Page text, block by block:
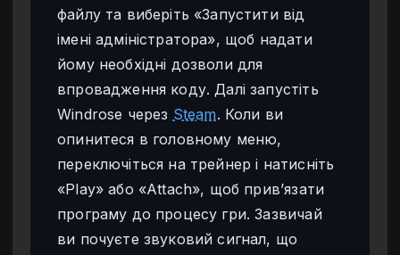
файлу та виберіть «Запустити від
імені адміністратора», щоб надати
йому необхідні дозволи для
впровадження коду. Далі запустіть
Windrose через Steam. Коли ви
опинитеся в головному меню,
переключіться на трейнер і натисніть
«Play» або «Attach», щоб прив’язати
програму до процесу гри. Зазвичай
ви почуєте звуковий сигнал, що